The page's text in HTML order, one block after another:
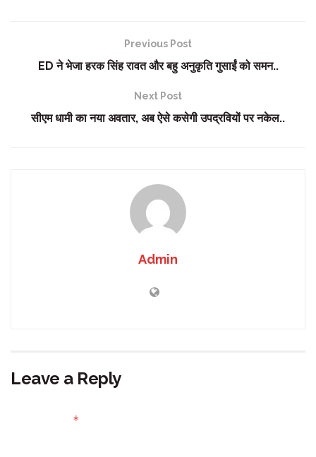
Previous Post
ED ने भेजा हरक सिंह रावत और बहु अनुकृति गुसाईं को समन..
Next Post
सीएम धामी का नया अवतार, अब ऐसे कसेगी उपद्रवियों पर नकेल..
Admin
Leave a Reply
*